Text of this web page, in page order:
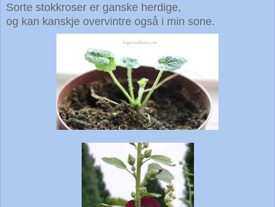
Sorte stokkroser er ganske herdige,
og kan kanskje overvintre også i min sone.